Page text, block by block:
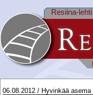
Resiina-lehti
06.08.2012 / Hyvinkää asema